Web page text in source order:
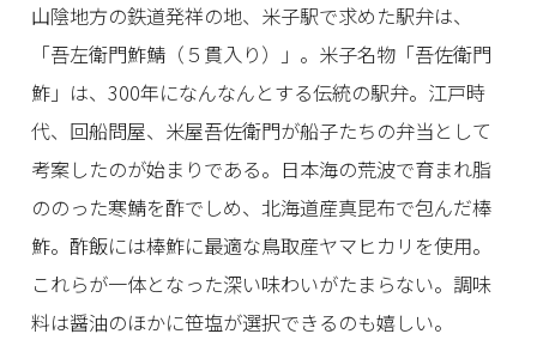
山陰地方の鉄道発祥の地、米子駅で求めた駅弁は、
「吾左衛門鮓鯖（５貫入り）」。米子名物「吾佐衛門
鮓」は、300年になんなんとする伝統の駅弁。江戸時
代、回船問屋、米屋吾佐衛門が船子たちの弁当として
考案したのが始まりである。日本海の荒波で育まれ脂
ののった寒鯖を酢でしめ、北海道産真昆布で包んだ棒
鮓。酢飯には棒鮓に最適な鳥取産ヤマヒカリを使用。
これらが一体となった深い味わいがたまらない。調味
料は醤油のほかに笹塩が選択できるのも嬉しい。